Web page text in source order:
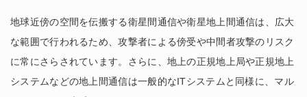
地球近傍の空間を伝搬する衛星間通信や衛星地上間通信は、広大
な範囲で行われるため、攻撃者による傍受や中間者攻撃のリスク
に常にさらされています。さらに、地上の正規地上局や正規地上
システムなどの地上間通信は一般的なITシステムと同様に、マル